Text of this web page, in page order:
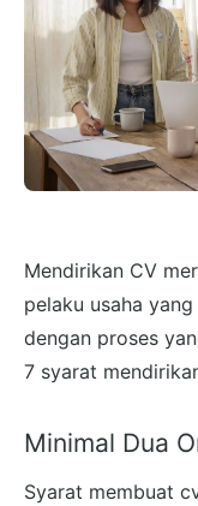
Mendirikan CV
pelaku usaha
dengan proses
7 syarat
Minimal Dua
Syarat membuat